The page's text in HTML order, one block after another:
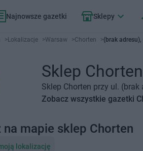
Najnowsze gazetki Sklepy
>Lokalizacje >Warsaw >Chorten >(brak
Sklep
Sklep Chorten przy ul.
Zobacz wszystkie gazetki
na mapie sklep Chorten
lokalizację